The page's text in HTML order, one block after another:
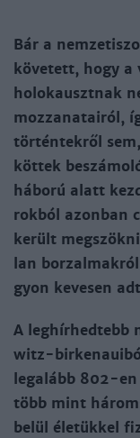
Bár a
kö­ve­tett, hogy a
ho­lo­kauszt­nak
moz­za­na­tai­ról,
tör­tén­tek­ről
köt­tek
há­bo­rú alatt
rok­ból azon­ban
ke­rült
lan
gyon ke­ve­sen
A leg­hír­hed­tebb
witz-­
legalább 802-
több mint
be­lül éle­tük­kel